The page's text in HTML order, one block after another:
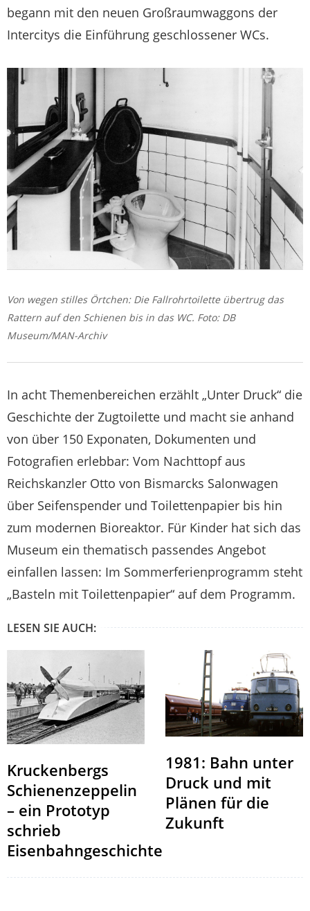
begann mit den neuen Großraumwaggons der
Intercitys die Einführung geschlossener WCs.
Von wegen stilles Örtchen: Die Fallrohrtoilette übertrug das
Rattern auf den Schienen bis in das WC. Foto: DB
Museum/MAN-Archiv
In acht Themenbereichen erzählt „Unter Druck“ die
Geschichte der Zugtoilette und macht sie anhand
von über 150 Exponaten, Dokumenten und
Fotografien erlebbar: Vom Nachttopf aus
Reichskanzler Otto von Bismarcks Salonwagen
über Seifenspender und Toilettenpapier bis hin
zum modernen Bioreaktor. Für Kinder hat sich das
Museum ein thematisch passendes Angebot
einfallen lassen: Im Sommerferienprogramm steht
„Basteln mit Toilettenpapier“ auf dem Programm.
LESEN SIE AUCH:
Kruckenbergs
Schienenzeppelin
– ein Prototyp
schrieb
Eisenbahngeschichte
1981: Bahn unter
Druck und mit
Plänen für die
Zukunft